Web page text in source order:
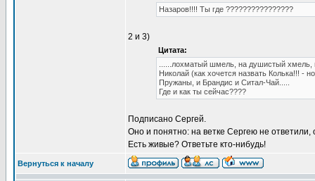
Назаров!!!! Ты где ????????????????
2 и 3)
Цитата:
......лохматый шмель, на душистый
Николай (как хочется назвать Колька!!! -
Пружаны, и Брандис и Ситал-Чай.....
Где и как ты сейчас????
Подписано Сергей.
Оно и понятно: на ветке Сергею не
Есть живые? Ответьте кто-нибудь!
Вернуться к началу